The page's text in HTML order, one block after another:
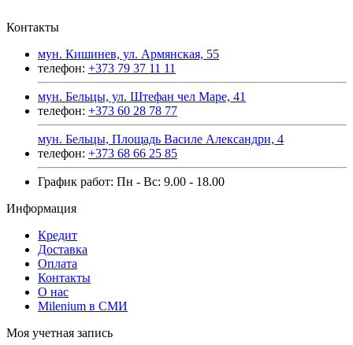
Контакты
мун. Кишинев, ул. Армянская, 55
телефон: +373 79 37 11 11
мун. Бельцы, ул. Штефан чел Маре, 41
телефон: +373 60 28 78 77
мун. Бельцы, Площадь Василе Александри, 4
телефон: +373 68 66 25 85
График работ: Пн - Вс: 9.00 - 18.00
Информация
Кредит
Доставка
Оплата
Контакты
О нас
Milenium в СМИ
Моя учетная запись